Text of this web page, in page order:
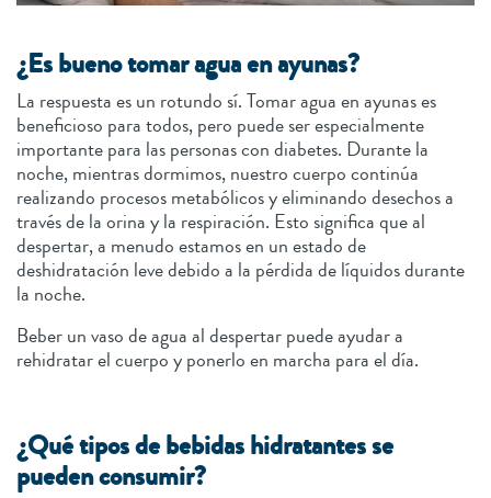
¿Es bueno tomar agua en ayunas?
La respuesta es un rotundo sí. Tomar agua en ayunas es
beneficioso para todos, pero puede ser especialmente
importante para las personas con diabetes. Durante la
noche, mientras dormimos, nuestro cuerpo continúa
realizando procesos metabólicos y eliminando desechos a
través de la orina y la respiración. Esto significa que al
despertar, a menudo estamos en un estado de
deshidratación leve debido a la pérdida de líquidos durante
la noche.
Beber un vaso de agua al despertar puede ayudar a
rehidratar el cuerpo y ponerlo en marcha para el día.
¿Qué tipos de bebidas hidratantes se
pueden consumir?